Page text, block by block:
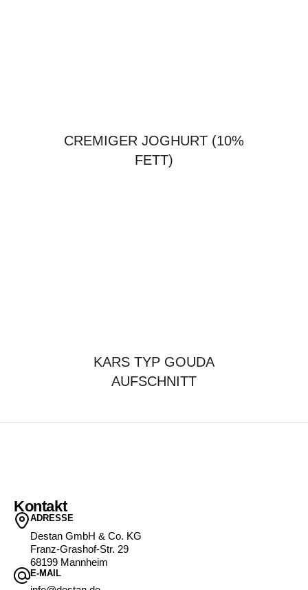
CREMIGER JOGHURT (10%
FETT)
KARS TYP GOUDA
AUFSCHNITT
Kontakt
ADRESSE
Destan GmbH & Co. KG
Franz-Grashof-Str. 29
68199 Mannheim
E-MAIL